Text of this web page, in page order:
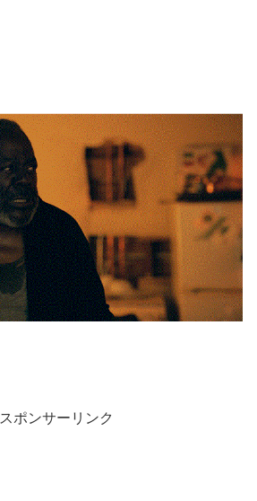
スポンサーリンク